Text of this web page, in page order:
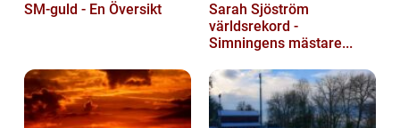
SM-guld - En Översikt
Sarah Sjöström
världsrekord -
Simningens mästare...